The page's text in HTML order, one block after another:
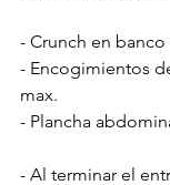
- Crunch en banco
- Encogimientos
max.
- Plancha
- Al terminar el